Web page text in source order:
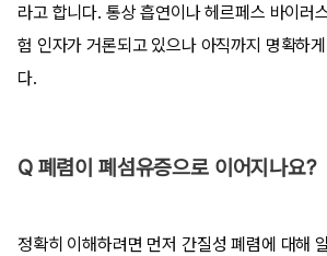
라고 합니다. 통상 흡연이나 헤르페스 바이러
험 인자가 거론되고 있으나 아직까지 명확하
다.
Q 폐렴이 폐섬유증으로 이어지나요?
정확히 이해하려면 먼저 간질성 폐렴에 대해